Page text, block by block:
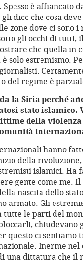
è affiancato
dice che cosa
zone dove ci sono
gli occhi di tutti,
che quella in
solo estremismo.
del regime è
la Siria perché
stato islamico.
della
hanno
della
islamici. Ha
gente come me.
nascita dello
armato. Gli
le parti del
chiudevano
questo ci sentiamo
Inerme nel
una dittatura che il